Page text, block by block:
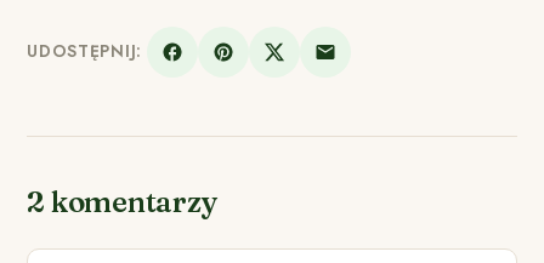
UDOSTĘPNIJ:
2 komentarzy